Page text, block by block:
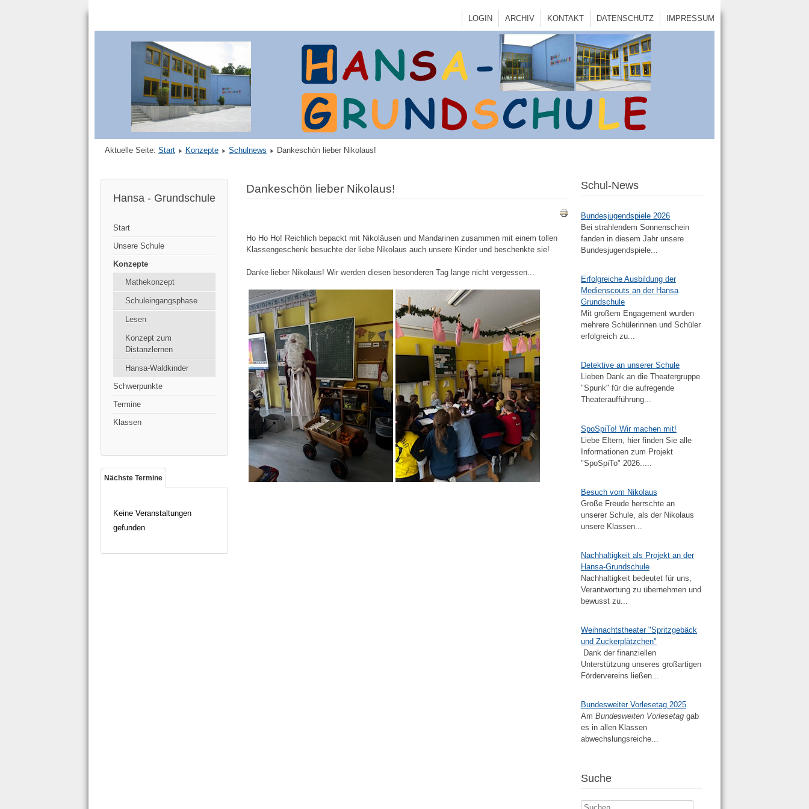
IMPRESSUM
DATENSCHUTZ
KONTAKT
ARCHIV
LOGIN
Aktuelle Seite: Start Konzepte Schulnews Dankeschön lieber Nikolaus!
Hansa - Grundschule
Start
Unsere Schule
Konzepte
Mathekonzept
Schuleingangsphase
Lesen
Konzept zum
Distanzlernen
Hansa-Waldkinder
Schwerpunkte
Termine
Klassen
Nächste Termine
Keine Veranstaltungen
gefunden
Dankeschön lieber Nikolaus!
Ho Ho Ho! Reichlich bepackt mit Nikoläusen und Mandarinen zusammen mit einem tollen
Klassengeschenk besuchte der liebe Nikolaus auch unsere Kinder und beschenkte sie!
Danke lieber Nikolaus! Wir werden diesen besonderen Tag lange nicht vergessen...
Schul-News
Bundesjugendspiele 2026
Bei strahlendem Sonnenschein
fanden in diesem Jahr unsere
Bundesjugendspiele...
Erfolgreiche Ausbildung der
Medienscouts an der Hansa
Grundschule
Mit großem Engagement wurden
mehrere Schülerinnen und Schüler
erfolgreich zu...
Detektive an unserer Schule
Lieben Dank an die Theatergruppe
"Spunk" für die aufregende
Theateraufführung...
SpoSpiTo! Wir machen mit!
Liebe Eltern, hier finden Sie alle
Informationen zum Projekt
"SpoSpiTo" 2026.....
Besuch vom Nikolaus
Große Freude herrschte an
unserer Schule, als der Nikolaus
unsere Klassen...
Nachhaltigkeit als Projekt an der
Hansa-Grundschule
Nachhaltigkeit bedeutet für uns,
Verantwortung zu übernehmen und
bewusst zu...
Weihnachtstheater "Spritzgebäck
und Zuckerplätzchen"
Dank der finanziellen
Unterstützung unseres großartigen
Fördervereins ließen...
Bundesweiter Vorlesetag 2025
Am Bundesweiten Vorlesetaggab
es in allen Klassen
abwechslungsreiche...
Suche
Suchen